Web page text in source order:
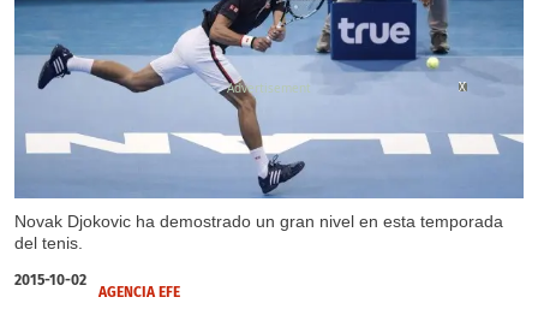
Novak Djokovic ha demostrado un gran nivel en esta temporada
del tenis.
X
X
2015-10-02
AGENCIA EFE